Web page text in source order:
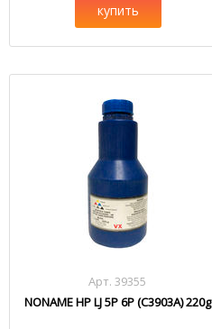
купить
Арт. 39355
NONAME HP LJ 5P 6P (C3903A) 220g